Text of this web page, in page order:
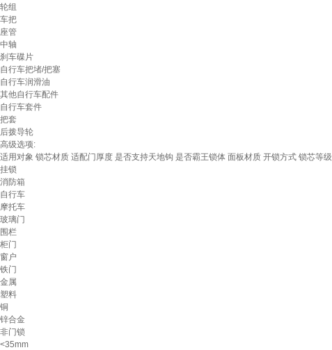
轮组
车把
座管
中轴
刹车碟片
自行车把堵/把塞
自行车润滑油
其他自行车配件
自行车套件
把套
后拨导轮
高级选项:
适用对象 锁芯材质 适配门厚度 是否支持天地钩 是否霸王锁体 面板材质 开锁方式 锁芯等级
挂锁
消防箱
自行车
摩托车
玻璃门
围栏
柜门
窗户
铁门
金属
塑料
铜
锌合金
非门锁
<35mm